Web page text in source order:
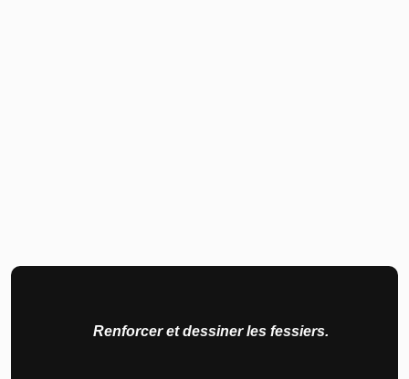
Renforcer et dessiner les fessiers.